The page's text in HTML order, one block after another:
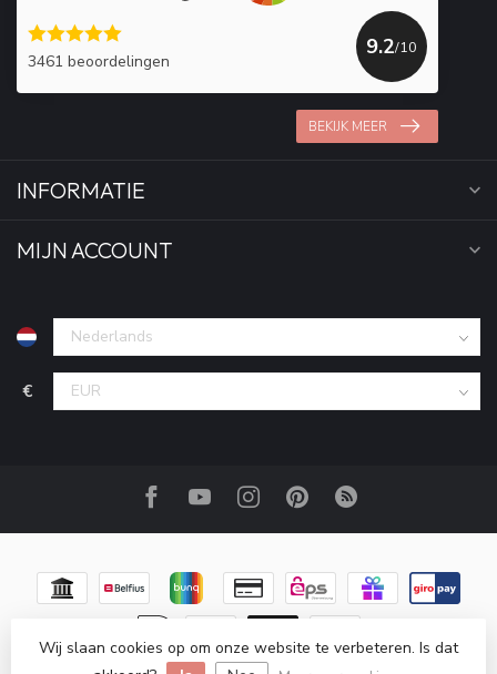
3461 beoordelingen
9.2/10
BEKIJK MEER
INFORMATIE
MIJN ACCOUNT
€
Wij slaan cookies op om onze website te verbeteren. Is dat